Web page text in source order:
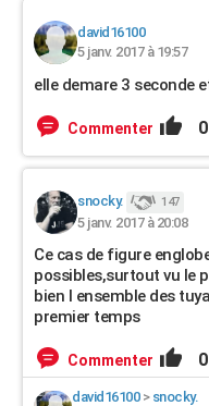
Bricolage
Lifestyle
Culture
Sport
Auto
Television
Voyage
Cinema
david16100
5 janv. 2017 à 19:57
elle demare 3 seconde
Commenter 0
snocky. 147
5 janv. 2017 à 20:08
Ce cas de figure
possibles,surtout vu le
bien l ensemble des
premier temps
Commenter 0
david16100> snocky.